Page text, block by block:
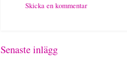
Skicka en kommentar
Senaste inlägg